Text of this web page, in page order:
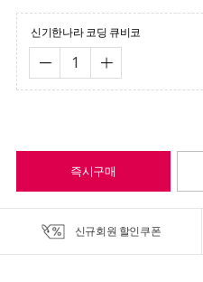
신기한나라 코딩 큐비코
즉시구매
신규회원 할인쿠폰